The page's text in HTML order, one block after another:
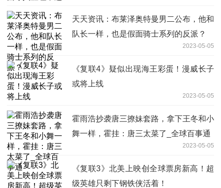
天天资讯：布莱泽奥特曼男二公布，他和
队长一样，也是假面骑士系列的反派？
2023-05-05
《复联4》疑似出现海王彩蛋！漫威长子
或将上线
2023-05-05
霍雨浩抄袭唐三撩妹套路，拿下王冬和小
舞一样，霍挂：唐三太菜了_全球百事通
2023-05-05
《复联3》北美上映创全球票房新高！超
级英雄只剩下钢铁侠活着！